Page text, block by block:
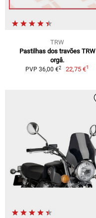
TRW
Pastilhas dos travões TRW
orgâ.
PVP 36,00 €2 22,75 €1